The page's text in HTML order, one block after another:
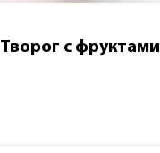
Творог с фруктами